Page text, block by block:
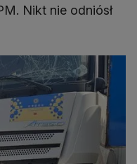
Nikt nie odniósł